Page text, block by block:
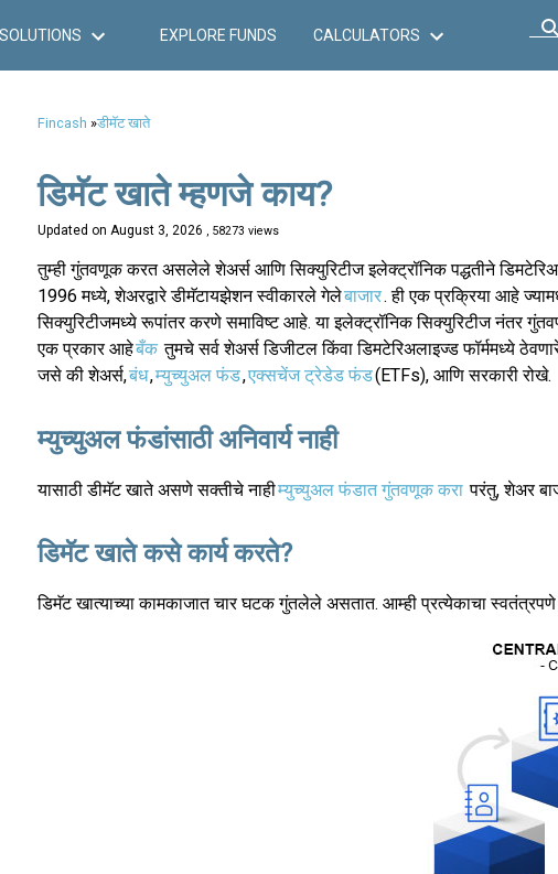
SOLUTIONS EXPLORE FUNDS CALCULATORS
Fincash »डीमॅट खाते
डिमॅट खाते म्हणजे काय?
Updated on August 3, 2026 , 58273 views
तुम्ही गुंतवणूक करत असलेले शेअर्स आणि सिक्युरिटीज इलेक्ट्रॉनिक पद्धतीने
1996 मध्ये, शेअरद्वारे डीमॅटायझेशन स्वीकारले गेलेबाजार. ही एक प्रक्रिया आहे
सिक्युरिटीजमध्ये रूपांतर करणे समाविष्ट आहे. या इलेक्ट्रॉनिक सिक्युरिटीज नंतर
एक प्रकार आहेबँक तुमचे सर्व शेअर्स डिजीटल किंवा डिमटेरिअलाइज्ड फॉर्ममध्ये
जसे की शेअर्स,बंध,म्युच्युअल फंड,एक्सचेंज ट्रेडेड फंड(ETFs), आणि सरकारी रोखे.
म्युच्युअल फंडांसाठी अनिवार्य नाही
यासाठी डीमॅट खाते असणे सक्तीचे नाहीम्युच्युअल फंडात गुंतवणूक करा परंतु, शेअर
डिमॅट खाते कसे कार्य करते?
डिमॅट खात्याच्या कामकाजात चार घटक गुंतलेले असतात. आम्ही प्रत्येकाचा